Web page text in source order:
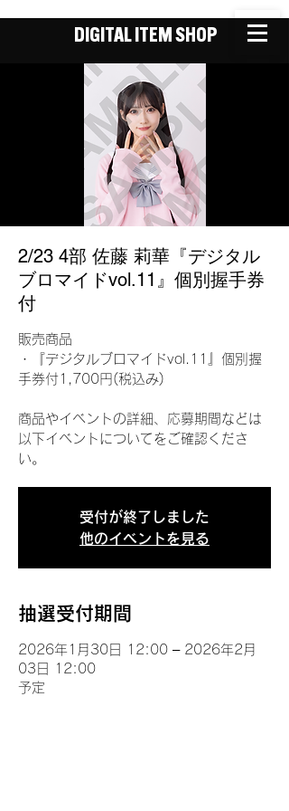
DIGITAL ITEM SHOP
2/23 4部 佐藤 莉華『デジタル
ブロマイドvol.11』個別握手券
付
販売商品
・『デジタルブロマイドvol.11』個別握
手券付1,700円(税込み)
商品やイベントの詳細、応募期間などは
以下イベントについてをご確認くださ
い。
受付が終了しました
他のイベントを見る
抽選受付期間
2026年1月30日 12:00 – 2026年2月
03日 12:00
予定